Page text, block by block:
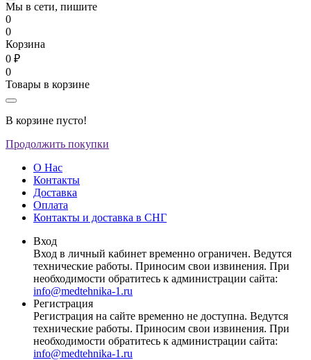
Мы в сети, пишите
0
0
Корзина
0 ₽
0
Товары в корзине
В корзине пусто!
Продолжить покупки
О Нас
Контакты
Доставка
Оплата
Контакты и доставка в СНГ
Вход
Вход в личный кабинет временно ограничен. Ведутся
технические работы. Приносим свои извинения. При
необходимости обратитесь к администрации сайта:
info@medtehnika-1.ru
Регистрация
Регистрация на сайте временно не доступна. Ведутся
технические работы. Приносим свои извинения. При
необходимости обратитесь к администрации сайта:
info@medtehnika-1.ru